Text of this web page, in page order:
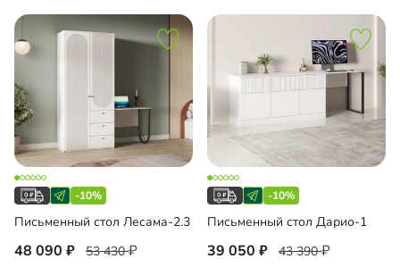
-10%
Письменный стол Лесама-2.3
48 090 53 430
-10%
Письменный стол Дарио-1
39 050 43 390